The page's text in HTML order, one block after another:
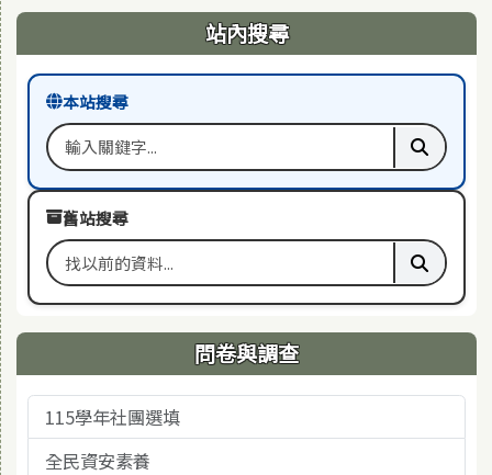
右邊區域內容 站內搜尋
本站搜尋
搜尋關鍵字 執行本
舊站搜尋
搜尋舊站關鍵字 執行舊
問卷與調查
115學年社團選填
全民資安素養